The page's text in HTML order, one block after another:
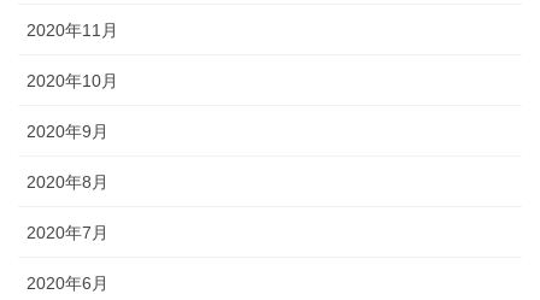
2020年11月
2020年10月
2020年9月
2020年8月
2020年7月
2020年6月